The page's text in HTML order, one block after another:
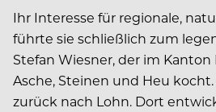
Ihr Interesse für regionale,
führte sie schließlich zum
Stefan Wiesner, der im Kanton
Asche, Steinen und Heu
zurück nach Lohn. Dort